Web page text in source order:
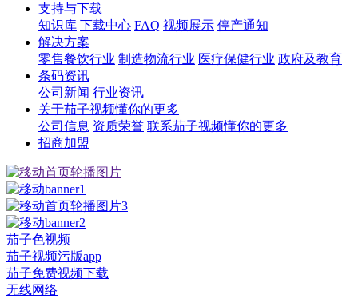
支持与下载
知识库 下载中心 FAQ 视频展示 停产通知
解决方案
零售餐饮行业 制造物流行业 医疗保健行业 政府及教育
条码资讯
公司新闻 行业资讯
关于茄子视频懂你的更多
公司信息 资质荣誉 联系茄子视频懂你的更多
招商加盟
茄子色视频
茄子视频污版app
茄子免费视频下载
无线网络